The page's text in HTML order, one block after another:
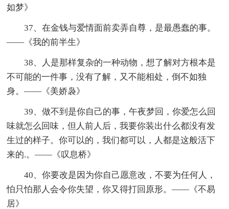
如梦》
37、在金钱与爱情面前卖弄自尊，是最愚蠢的事。
——《我的前半生》
38、人是那样复杂的一种动物，想了解对方根本是
不可能的一件事，没有了解，又不能相处，倒不如独
身。——《美娇袅》
39、做不到是你自己的事，午夜梦回，你爱怎么回
味就怎么回味，但人前人后，我要你装出什么都没有发
生过的样子。你可以的，我们都可以，人都是这般活下
来的.。——《叹息桥》
40、你要改是因为你自己愿意改，不要为任何人，
怕只怕那人会令你失望，你又得打回原形。——《不易
居》